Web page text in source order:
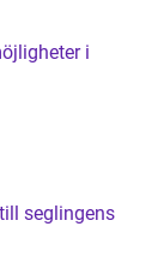
i
seglingens